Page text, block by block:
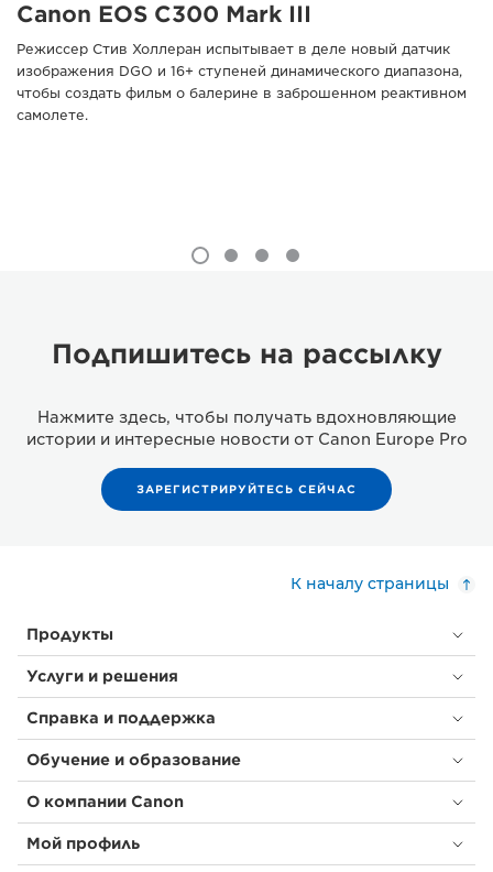
Canon EOS C300 Mark III
Режиссер Стив Холлеран испытывает в деле новый датчик
изображения DGO и 16+ ступеней динамического диапазона,
чтобы создать фильм о балерине в заброшенном реактивном
самолете.
Подпишитесь на рассылку
Нажмите здесь, чтобы получать вдохновляющие
истории и интересные новости от Canon Europe Pro
ЗАРЕГИСТРИРУЙТЕСЬ СЕЙЧАС
К началу страницы
Продукты
Услуги и решения
Справка и поддержка
Обучение и образование
О компании Canon
Мой профиль